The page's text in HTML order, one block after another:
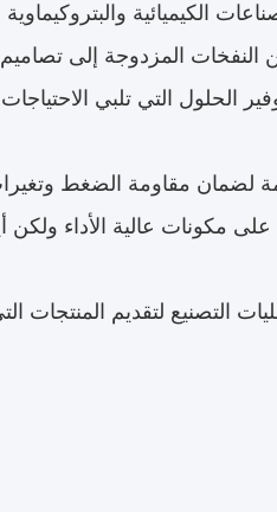
الكيميائية والبتروكيماوية
النفخات المزدوجة إلى
الحلول التي تلبي
لضمان مقاومة الضغط
على مكونات عالية الأداء
التصنيع لتقديم المنتجات